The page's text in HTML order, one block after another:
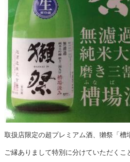
取扱店限定の超プレミアム酒、獺祭「
ご縁ありまして特別に分けていただくこ